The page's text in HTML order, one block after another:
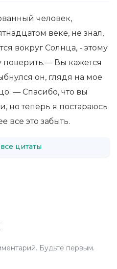
человек,
веке, не знал,
вокруг Солнца, - этому
поверить.— Вы кажется
он, глядя на мое
— Спасибо, что вы
но теперь я постараюсь
все это забыть.
цитаты
Будьте первым.